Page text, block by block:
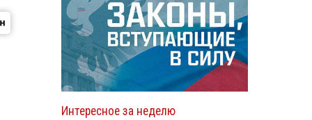
Интересное за неделю